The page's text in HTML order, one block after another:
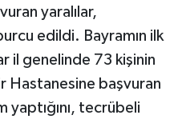
yaralılar,
edildi. Bayramın ilk
il genelinde 73 kişinin
Hastanesine başvuran
yaptığını, tecrübeli